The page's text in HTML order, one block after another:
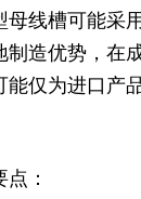
母线槽可能采
制造优势，在
能仅为进口产
：